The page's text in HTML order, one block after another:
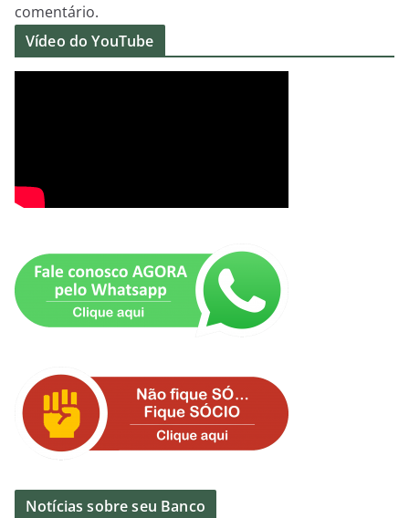
comentário.
Vídeo do YouTube
Notícias sobre seu Banco